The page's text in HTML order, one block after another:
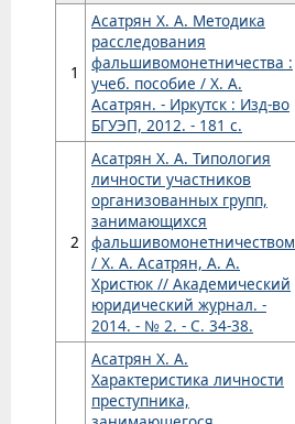
1
Асатрян Х. А. Методика
расследования
фальшивомонетничества :
учеб. пособие / Х. А.
Асатрян. - Иркутск : Изд-во
БГУЭП, 2012. - 181 с.
2
Асатрян Х. А. Типология
личности участников
организованных групп,
занимающихся
фальшивомонетничеством
/ Х. А. Асатрян, А. А.
Христюк // Академический
юридический журнал. -
2014. - № 2. - С. 34-38.
Асатрян Х. А.
Характеристика личности
преступника,